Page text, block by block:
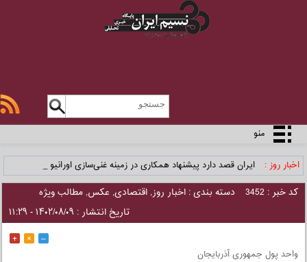
منو
اخبار روز : ایران قصد دارد پیشنهاد همکاری در زمینه غنی‌سازی اورانیوم _
کد خبر : 3452 دسته بندی :اخبار روز,اقتصادی, عکس,مطالب ویژه
تاریخ انتشار : ۱۴۰۲/۰۸/۰۹ - ۱۱:۲۹
–
×
+
واحد پول جمهوری آذربایجان